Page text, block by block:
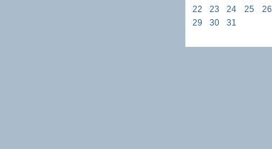
22
23 24 25 26
29
30 31